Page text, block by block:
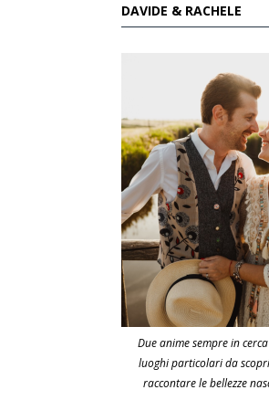
DAVIDE & RACHELE
Due anime sempre in
luoghi particolari da
raccontare le bellezze